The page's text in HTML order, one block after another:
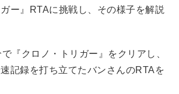
ー』RTAに挑戦し、その様子を解説
『クロノ・トリガー』をクリアし、
記録を打ち立てたバンさんのRTAを